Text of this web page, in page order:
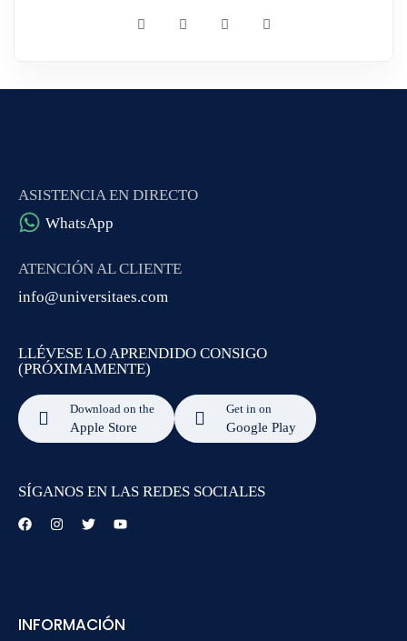
INFORMACIÓN
ASISTENCIA EN DIRECTO
WhatsApp
ATENCIÓN AL CLIENTE
info@universitaes.com
LLÉVESE LO APRENDIDO CONSIGO
(PRÓXIMAMENTE)
Download on the
Apple Store
Get in on
Google Play
SÍGANOS EN LAS REDES SOCIALES